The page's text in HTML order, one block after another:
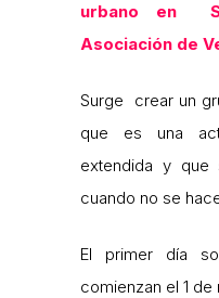
urbano en
Asociación de
Surge crear un
que es una
extendida y que
cuando no se
El primer día
comienzan el 1